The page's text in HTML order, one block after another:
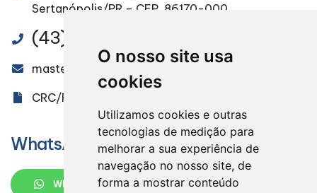
O nosso site usa
cookies
Utilizamos cookies e outras
tecnologias de medição para
melhorar a sua experiência de
navegação no nosso site, de
forma a mostrar conteúdo
Sertanópolis/PR – CEP. 86170-000
(43) 3232-4491
masteraudit@masteraudit.com.br
CRC/PR 005851/O-9
WhatsApp
WHATSAPP